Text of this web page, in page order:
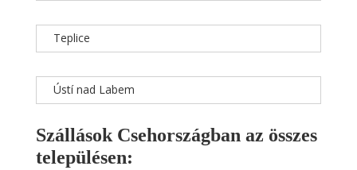
Teplice
Ústí nad Labem
Szállások Csehországban az összes
településen: